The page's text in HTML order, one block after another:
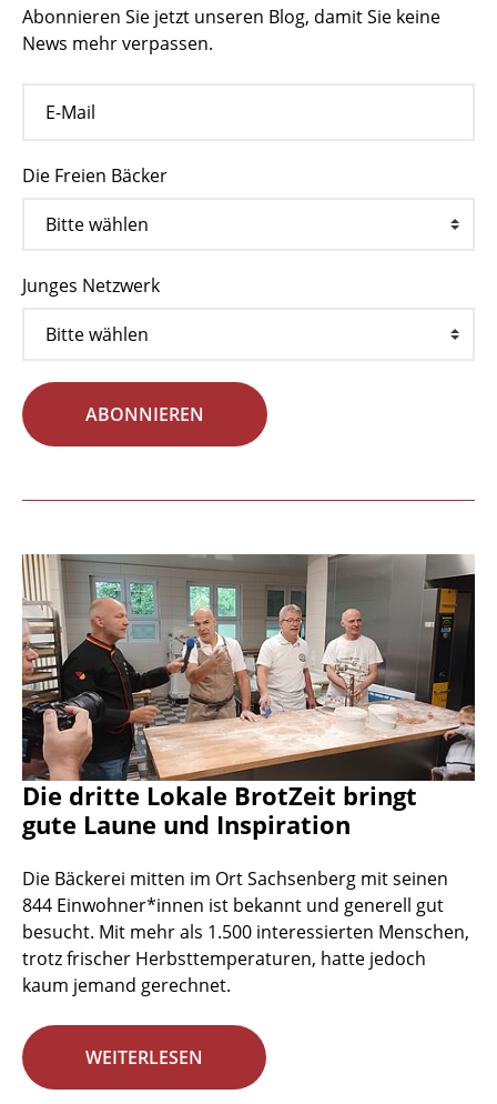
Abonnieren Sie jetzt unseren Blog, damit Sie keine
News mehr verpassen.
Die Freien Bäcker
Junges Netzwerk
ABONNIEREN
Die dritte Lokale BrotZeit bringt
gute Laune und Inspiration
Die Bäckerei mitten im Ort Sachsenberg mit seinen
844 Einwohner*innen ist bekannt und generell gut
besucht. Mit mehr als 1.500 interessierten Menschen,
trotz frischer Herbsttemperaturen, hatte jedoch
kaum jemand gerechnet.
WEITERLESEN